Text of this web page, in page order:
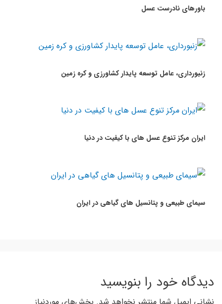
باورهای نادرست عسل
زنبورداری، عامل توسعه پایدار کشاورزی و کره زمین
ایران مرکز تنوع عسل های با کیفیت در دنیا
سیمای طبیعی و پتانسیل های گیاهی در ایران
دیدگاه‌ خود را بنویسید